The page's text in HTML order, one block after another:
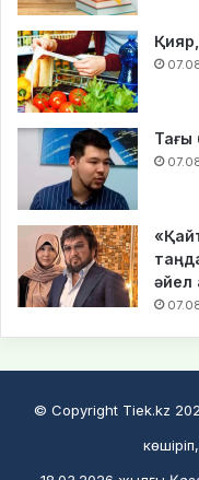
Тағы
әйел
© Copyright Tiek.kz